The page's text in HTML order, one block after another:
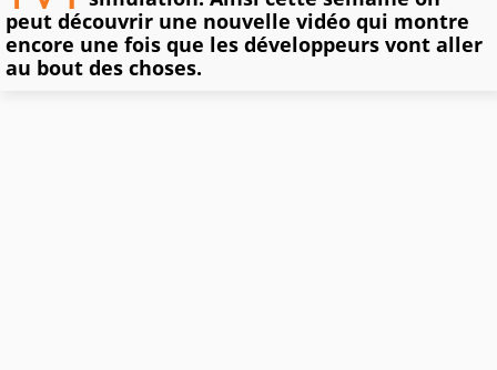
peut découvrir une nouvelle vidéo qui montre
encore une fois que les développeurs vont aller
au bout des choses.